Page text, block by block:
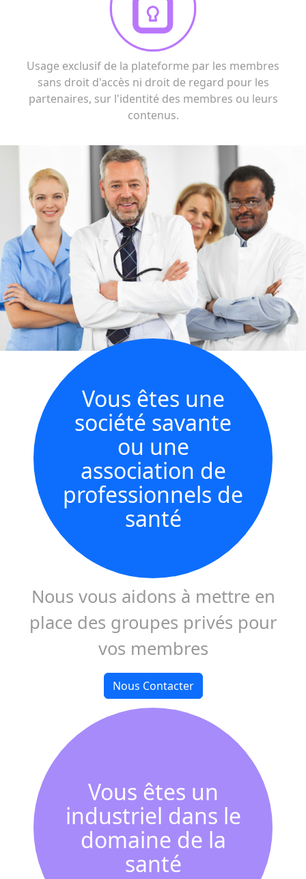
Usage exclusif de la plateforme par les membres
sans droit d'accès ni droit de regard pour les
partenaires, sur l'identité des membres ou leurs
contenus.
Vous êtes une
société savante
ou une
association de
professionnels de
santé
Nous vous aidons à mettre en
place des groupes privés pour
vos membres
Nous Contacter
Vous êtes un
industriel dans le
domaine de la
santé